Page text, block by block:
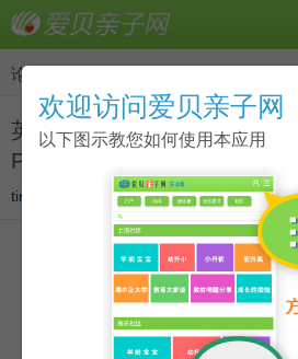
论坛
英国BBC儿童英语启蒙动画：
Pig （1-52集）动画集合下载
tinalv 2014-09-05 16:35
欢迎访问爱贝亲子网
以下图示教您如何使用本应用